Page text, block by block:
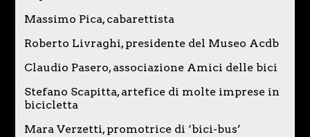
Massimo Pica, cabarettista
Roberto Livraghi, presidente del Museo Acdb
Claudio Pasero, associazione Amici delle bici
Stefano Scapitta, artefice di molte imprese in
bicicletta
Mara Verzetti, promotrice di ‘bici-bus’